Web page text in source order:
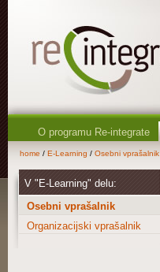
O programu Re-integrate
home / E-Learning / Osebni vprašalnik
V "E-Learning" delu:
Osebni vprašalnik
Organizacijski vprašalnik